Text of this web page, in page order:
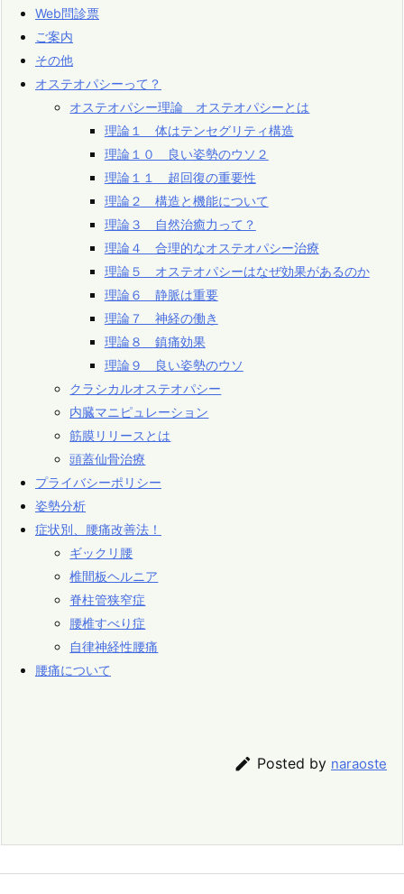
Web問診票
ご案内
その他
オステオパシーって？
オステオパシー理論 オステオパシーとは
理論１ 体はテンセグリティ構造
理論１０ 良い姿勢のウソ２
理論１１ 超回復の重要性
理論２ 構造と機能について
理論３ 自然治癒力って？
理論４ 合理的なオステオパシー治療
理論５ オステオパシーはなぜ効果があるのか
理論６ 静脈は重要
理論７ 神経の働き
理論８ 鎮痛効果
理論９ 良い姿勢のウソ
クラシカルオステオパシー
内臓マニピュレーション
筋膜リリースとは
頭蓋仙骨治療
プライバシーポリシー
姿勢分析
症状別、腰痛改善法！
ギックリ腰
椎間板ヘルニア
脊柱管狭窄症
腰椎すべり症
自律神経性腰痛
腰痛について
 Posted by naraoste